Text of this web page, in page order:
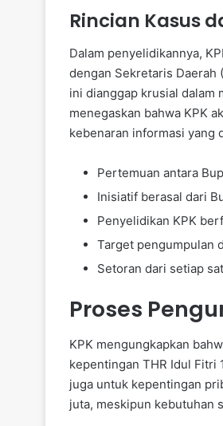
Rincian Kasus
Dalam penyelidikannya,
dengan Sekretaris Daerah
ini dianggap krusial dalam
menegaskan bahwa KPK
kebenaran informasi yang
Pertemuan antara
Inisiatif berasal dari
Penyelidikan KPK
Target pengumpulan
Setoran dari setiap
Proses
KPK mengungkapkan
kepentingan THR Idul Fitri
juga untuk kepentingan
juta, meskipun kebutuhan